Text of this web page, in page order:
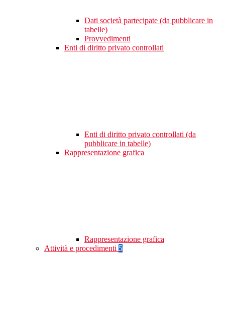
Dati società partecipate (da pubblicare in
tabelle)
Provvedimenti
Enti di diritto privato controllati
Enti di diritto privato controllati (da
pubblicare in tabelle)
Rappresentazione grafica
Rappresentazione grafica
Attività e procedimenti 5